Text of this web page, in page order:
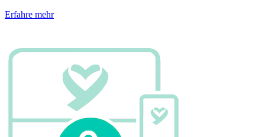
Erfahre mehr